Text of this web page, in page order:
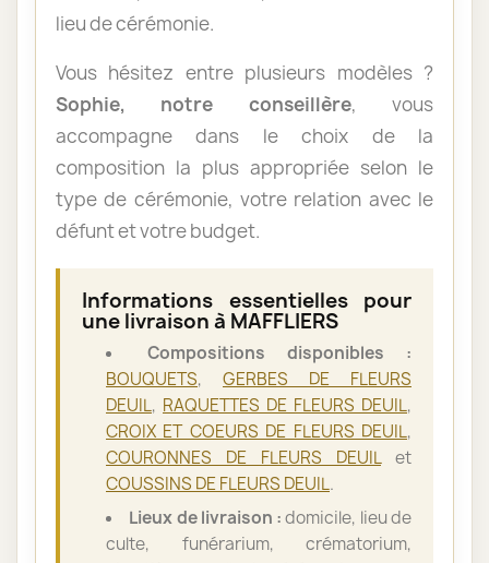
lieu de cérémonie.
Vous hésitez entre plusieurs modèles ?
Sophie, notre conseillère, vous
accompagne dans le choix de la
composition la plus appropriée selon le
type de cérémonie, votre relation avec le
défunt et votre budget.
Informations essentielles pour
une livraison à MAFFLIERS
Compositions disponibles :
BOUQUETS, GERBES DE FLEURS
DEUIL, RAQUETTES DE FLEURS DEUIL,
CROIX ET COEURS DE FLEURS DEUIL,
COURONNES DE FLEURS DEUILet
COUSSINS DE FLEURS DEUIL.
Lieux de livraison :domicile, lieu de
culte, funérarium, crématorium,